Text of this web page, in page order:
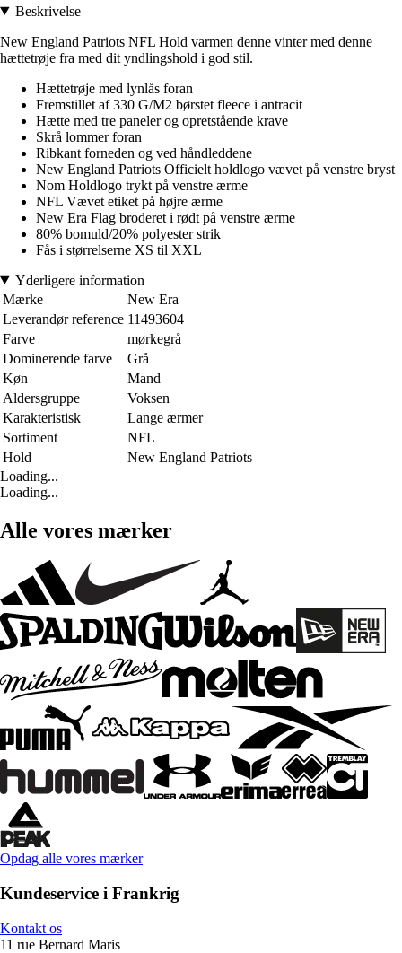
Beskrivelse
New England Patriots NFL Hold varmen denne vinter med denne
hættetrøje fra med dit yndlingshold i god stil.
Hættetrøje med lynlås foran
Fremstillet af 330 G/M2 børstet fleece i antracit
Hætte med tre paneler og opretstående krave
Skrå lommer foran
Ribkant forneden og ved håndleddene
New England Patriots Officielt holdlogo vævet på venstre bryst
Nom Holdlogo trykt på venstre ærme
NFL Vævet etiket på højre ærme
New Era Flag broderet i rødt på venstre ærme
80% bomuld/20% polyester strik
Fås i størrelserne XS til XXL
Yderligere information
Mærke
New Era
Leverandør reference 11493604
Farve
mørkegrå
Dominerende farve
Grå
Køn
Mand
Aldersgruppe
Voksen
Karakteristisk
Lange ærmer
Sortiment
NFL
Hold
New England Patriots
Loading...
Loading...
Alle vores mærker
Opdag alle vores mærker
Kundeservice i Frankrig
Kontakt os
11 rue Bernard Maris